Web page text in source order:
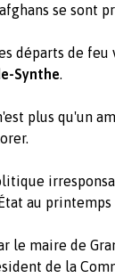
se sont
départs de
Synthe.
plus qu'un
au
le maire de
de la